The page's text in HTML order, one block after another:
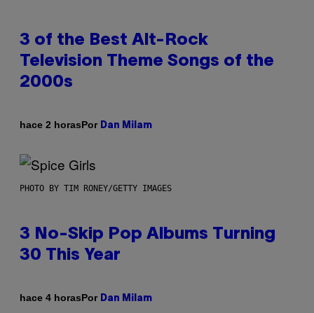
3 of the Best Alt-Rock
Television Theme Songs of the
2000s
hace 2 horasPor Dan Milam
PHOTO BY TIM RONEY/GETTY IMAGES
3 No-Skip Pop Albums Turning
30 This Year
hace 4 horasPor Dan Milam